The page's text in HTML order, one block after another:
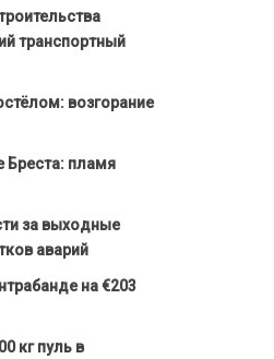
транспортный
возгорание
Бреста: пламя
за выходные
аварий
на €203
кг пуль в